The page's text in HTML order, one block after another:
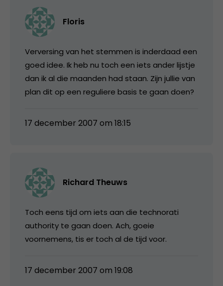
Floris
Verversing van het stemmen is inderdaad een
goed idee. Ik heb nu toch een iets ander lijstje
dan ik al die maanden had staan. Zijn jullie van
plan dit op een reguliere basis te gaan doen?
17 december 2007 om 18:15
Richard Theuws
Toch eens tijd om iets aan die technorati
authority te gaan doen. Ach, goeie
voornemens, tis er toch al de tijd voor.
17 december 2007 om 19:08